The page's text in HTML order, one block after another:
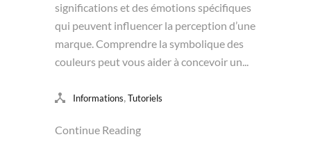
significations et des émotions spécifiques
qui peuvent influencer la perception d’une
marque. Comprendre la symbolique des
couleurs peut vous aider à concevoir un...
Informations,Tutoriels
Continue Reading